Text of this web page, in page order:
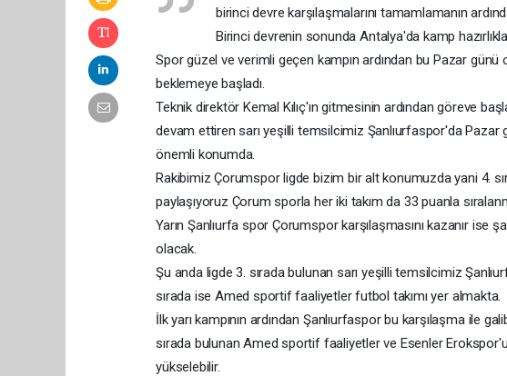
birinci devre karşılaşmalarını tamamlamanın
Birinci devrenin sonunda Antalya'da kamp
Spor güzel ve verimli geçen kampın ardından bu Pazar günü
beklemeye başladı.
Teknik direktör Kemal Kılıç'ın gitmesinin ardından göreve
devam ettiren sarı yeşilli temsilcimiz Şanlıurfaspor'da
önemli konumda.
Rakibimiz Çorumspor ligde bizim bir alt konumuzda yani 4.
paylaşıyoruz Çorum sporla her iki takım da 33 puanla
Yarın Şanlıurfa spor Çorumspor karşılaşmasını kazanır ise
olacak.
Şu anda ligde 3. sırada bulunan sarı yeşilli temsilcimiz
sırada ise Amed sportif faaliyetler futbol takımı yer almakta.
İlk yarı kampının ardından Şanlıurfaspor bu karşılaşma ile
sırada bulunan Amed sportif faaliyetler ve Esenler
yükselebilir.